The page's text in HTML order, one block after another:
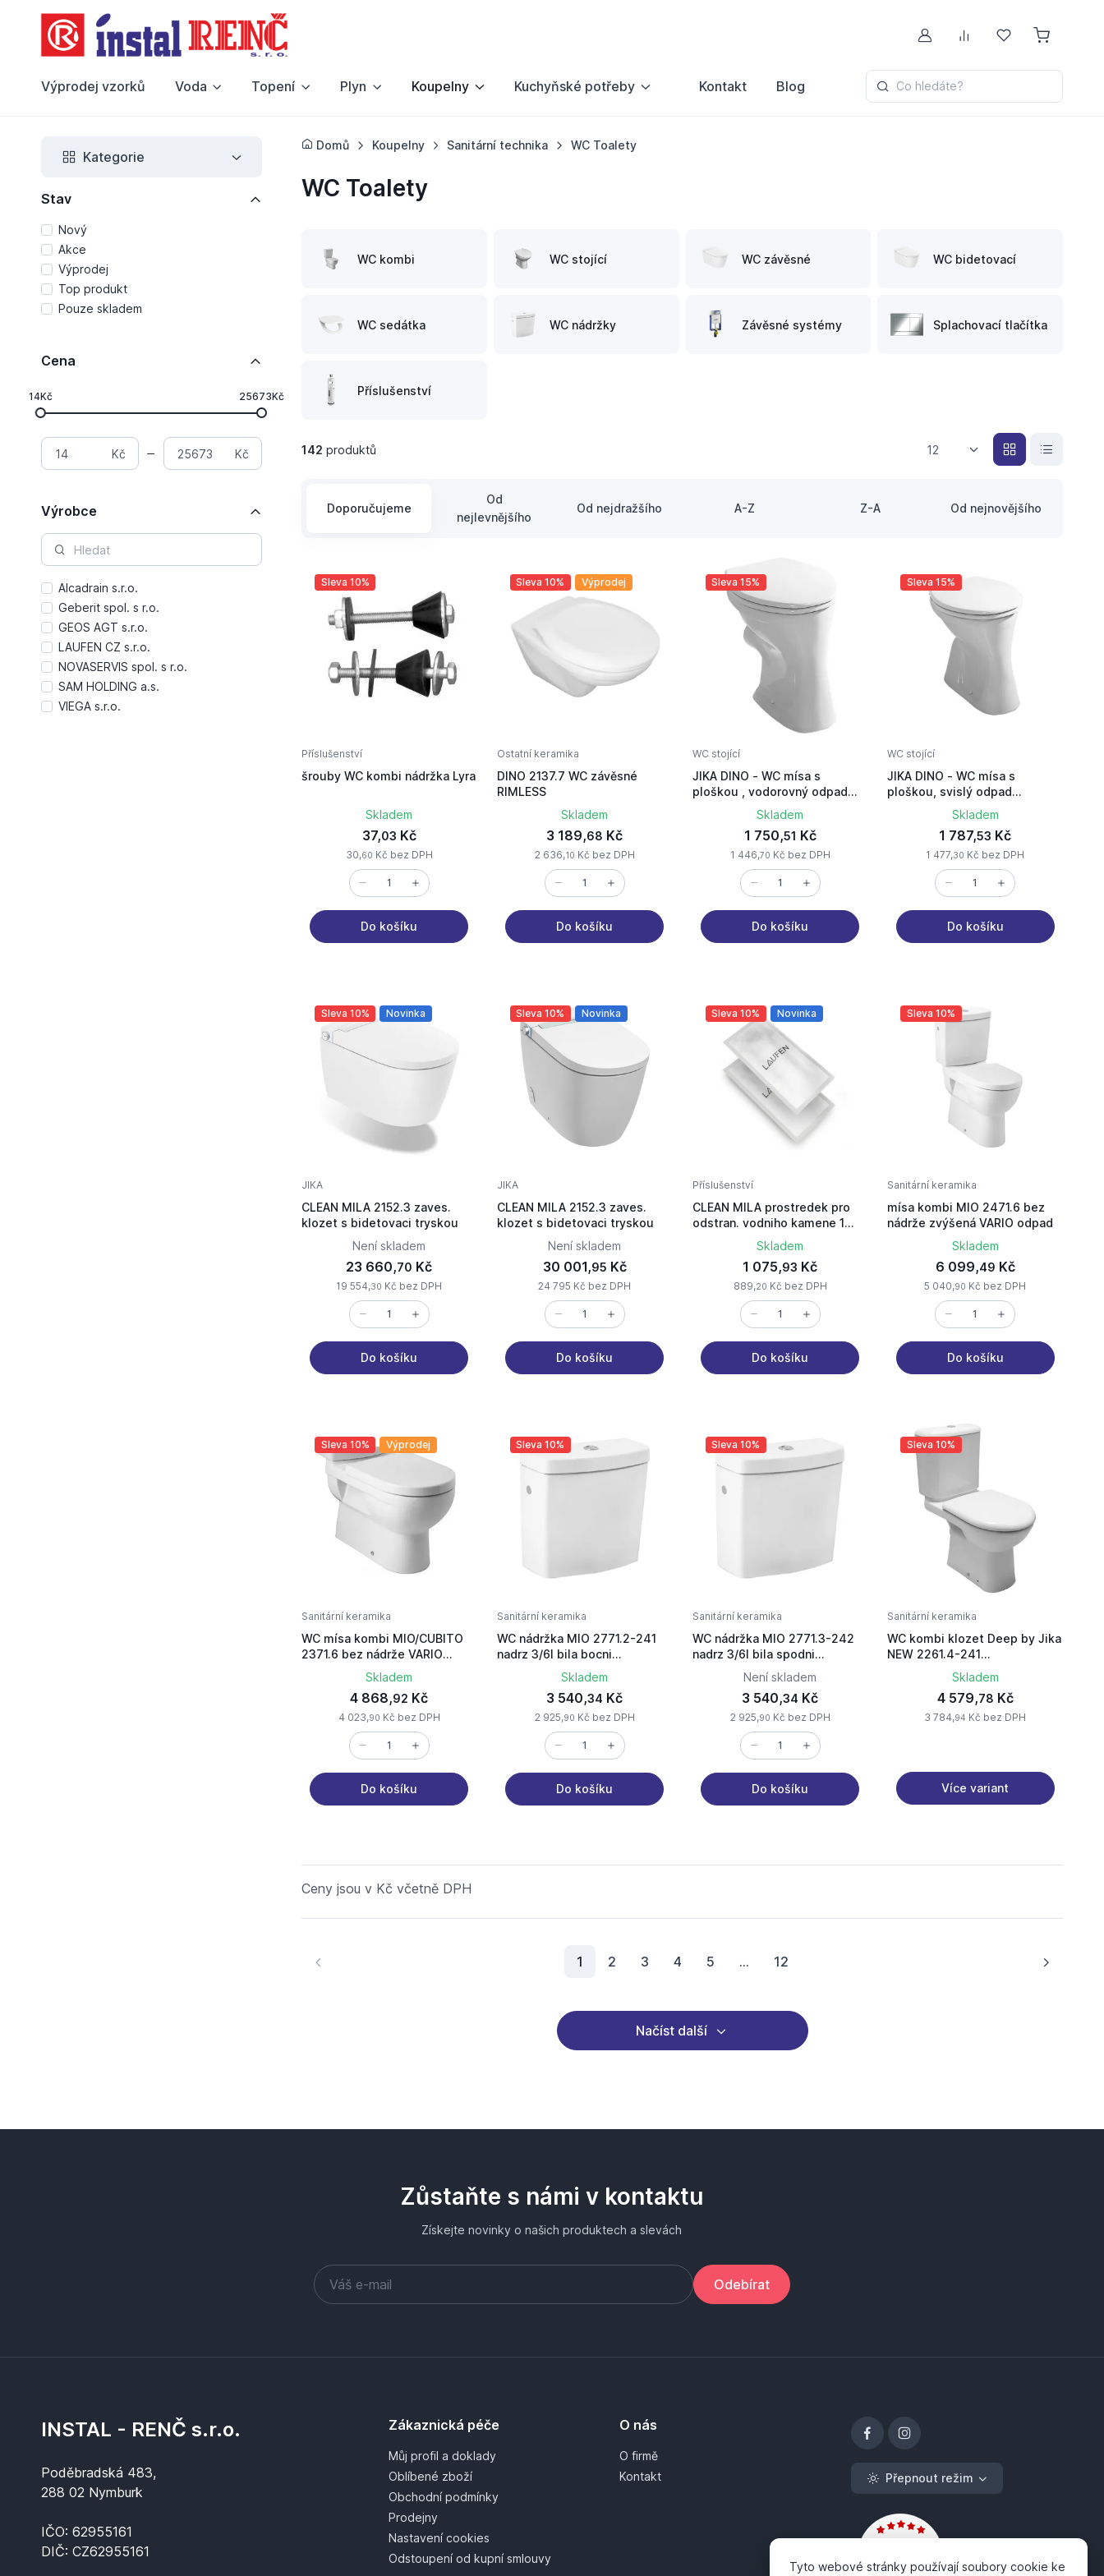
Můj účetPorovnávání
Oblíbené
Výprodej vzorků Voda Topení Plyn Koupelny Kuchyňské potřeby Kontakt Blog Co hledáte?
Kategorie
Stav
Nový
Akce
Výprodej
Top produkt
Pouze skladem
Cena
14Kč 25673Kč
Kč Kč
Výrobce
Alcadrain s.r.o.
Geberit spol. s r.o.
GEOS AGT s.r.o.
LAUFEN CZ s.r.o.
NOVASERVIS spol. s r.o.
SAM HOLDING a.s.
VIEGA s.r.o.
Domů Koupelny Sanitární technika WC Toalety
WC Toalety
WC kombi WC stojící WC závěsné WC bidetovací
WC sedátka WC nádržky Závěsné systémy Splachovací tlačítka
Příslušenství
142 produktů 12
Doporučujeme
Od
nejlevnějšího
Od nejdražšího A-Z Z-A Od nejnovějšího
Sleva 10%
Příslušenství
šrouby WC kombi nádržka Lyra
Skladem
37,03 Kč
30,60 Kč bez DPH
Do košíku
Sleva 10% Výprodej
Ostatní keramika
DINO 2137.7 WC závěsné
RIMLESS
Skladem
3 189,68 Kč
2 636,10 Kč bez DPH
Do košíku
Sleva 15%
WC stojící
JIKA DINO - WC mísa s
ploškou , vodorovný odpad
H8220000000001
Skladem
1 750,51 Kč
1 446,70 Kč bez DPH
Do košíku
Sleva 15%
WC stojící
JIKA DINO - WC mísa s
ploškou, svislý odpad
H8220080000001
Skladem
1 787,53 Kč
1 477,30 Kč bez DPH
Do košíku
Sleva 10% Novinka
JIKA
CLEAN MILA 2152.3 zaves.
klozet s bidetovaci tryskou
Není skladem
23 660,70 Kč
19 554,30 Kč bez DPH
Do košíku
Sleva 10% Novinka
JIKA
CLEAN MILA 2152.3 zaves.
klozet s bidetovaci tryskou
Není skladem
30 001,95 Kč
24 795 Kč bez DPH
Do košíku
Sleva 10% Novinka
Příslušenství
CLEAN MILA prostredek pro
odstran. vodniho kamene 1
Skladem
1 075,93 Kč
889,20 Kč bez DPH
Do košíku
Sleva 10%
Sanitární keramika
mísa kombi MIO 2471.6 bez
nádrže zvýšená VARIO odpad
Skladem
6 099,49 Kč
5 040,90 Kč bez DPH
Do košíku
Sleva 10% Výprodej
Sanitární keramika
WC mísa kombi MIO/CUBITO
2371.6 bez nádrže VARIO
Skladem
4 868,92 Kč
4 023,90 Kč bez DPH
Do košíku
Sleva 10%
Sanitární keramika
WC nádržka MIO 2771.2-241
nadrz 3/6l bila bocni
Skladem
3 540,34 Kč
2 925,90 Kč bez DPH
Do košíku
Sleva 10%
Sanitární keramika
WC nádržka MIO 2771.3-242
nadrz 3/6l bila spodni
napousteni
Není skladem
3 540,34 Kč
2 925,90 Kč bez DPH
Do košíku
Sleva 10%
Sanitární keramika
WC kombi klozet Deep by Jika
NEW 2261.4-241
hlub.splach.,šikmý odpad
Skladem
4 579,78 Kč
3 784,94 Kč bez DPH
Více variant
Ceny jsou v Kč včetně DPH
1 Aktuální stránka
2 3 4 5 ... 12
Načíst další
Zůstaňte s námi v kontaktu
Získejte novinky o našich produktech a slevách
Odebírat
INSTAL - RENČ s.r.o.
Poděbradská 483,
288 02 Nymburk
IČO: 62955161
DIČ: CZ62955161
Zákaznická péče
Můj profil a doklady
Oblíbené zboží
Obchodní podmínky
Prodejny
Nastavení cookies
Odstoupení od kupní smlouvy
O nás
O firmě
Kontakt
Přepnout režim
Tyto webové stránky používají soubory cookie ke